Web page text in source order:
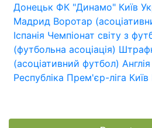
Донецьк ФК "Динамо" Київ
Мадрид Воротар
Іспанія Чемпіонат світу з
(футбольна асоціація)
(асоціативний футбол) Англія
Республіка Прем'єр-ліга Київ